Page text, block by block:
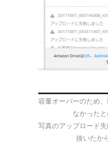
容量オーバーのため
なかったと
写真のアップロード
抜いたか